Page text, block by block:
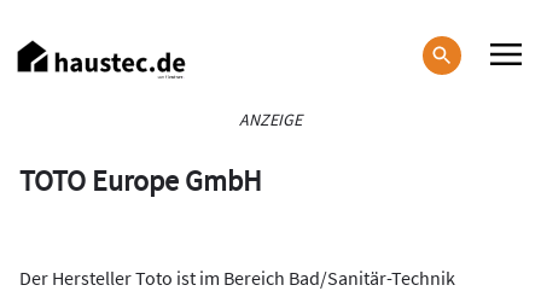
zum
Inhalt
ANZEIGE
TOTO Europe GmbH
Der Hersteller Toto ist im Bereich Bad/Sanitär-Technik